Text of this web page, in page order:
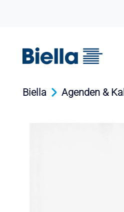
Biella Agenden &